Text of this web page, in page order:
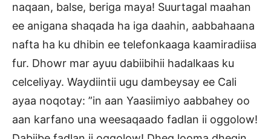
naqaan, balse, beriga maya! Suurtagal maahan
ee anigana shaqada ha iga daahin, aabbahaana
nafta ha ku dhibin ee telefonkaaga kaamiradiisa
fur. Dhowr mar ayuu dabiibihii hadalkaas ku
celceliyay. Waydiintii ugu dambeysay ee Cali
ayaa noqotay: ”in aan Yaasiimiyo aabbahey oo
aan karfano una weesaqaado fadlan ii oggolow!